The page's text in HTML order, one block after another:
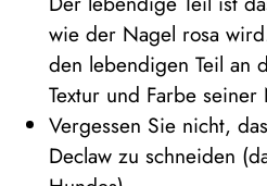
wie der Nagel rosa
den lebendigen Teil an
Textur und Farbe
Vergessen Sie nicht,
Declaw zu schneiden